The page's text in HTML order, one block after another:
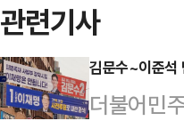
관련기사
김문수~이준석
더불어민